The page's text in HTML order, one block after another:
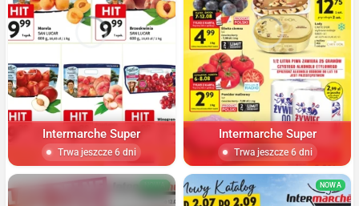
Intermarche Super
Trwa jeszcze 6 dni
Intermarche Super
Trwa jeszcze 6 dni
NOWA